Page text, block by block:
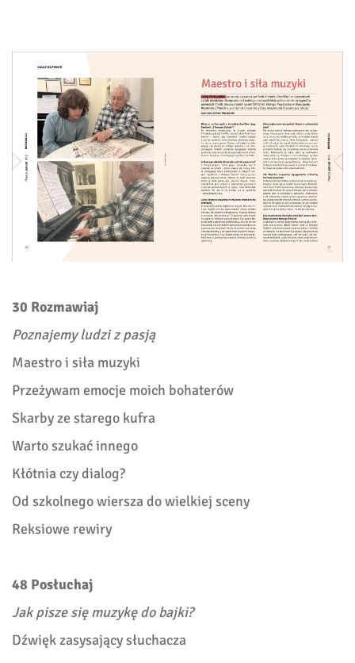
30 Rozmawiaj
Poznajemy ludzi z pasją
Maestro i siła muzyki
Przeżywam emocje moich bohaterów
Skarby ze starego kufra
Warto szukać innego
Kłótnia czy dialog?
Od szkolnego wiersza do wielkiej sceny
Reksiowe rewiry
48 Posłuchaj
Jak pisze się muzykę do bajki?
Dźwięk zasysający słuchacza